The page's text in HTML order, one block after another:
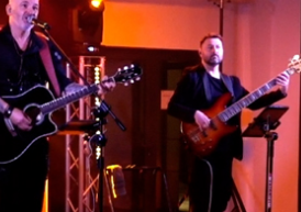
i zabytkowych
10 maja 2026 roku, teren przy Zespole
fanów motoryzacji.